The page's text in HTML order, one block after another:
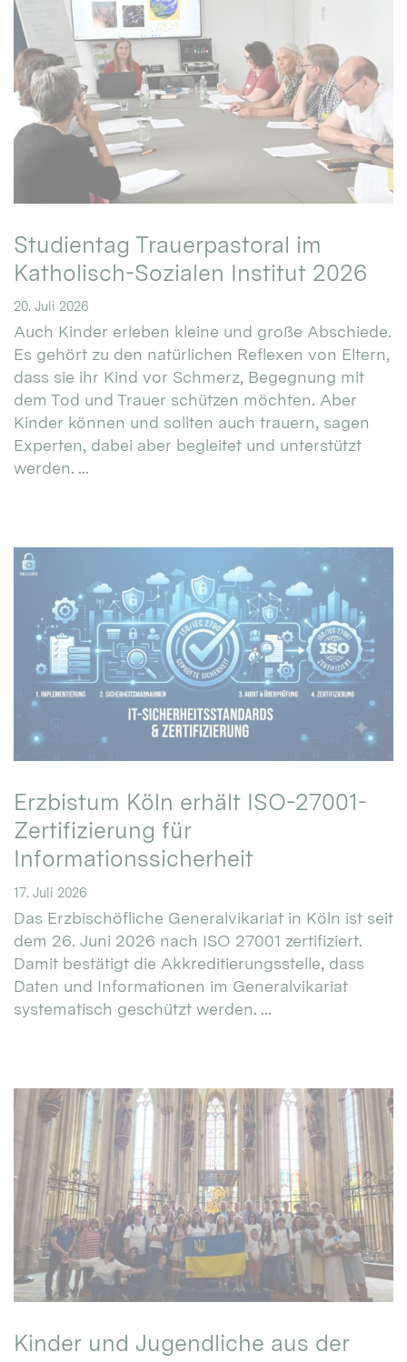
Studientag Trauerpastoral im
Katholisch-Sozialen Institut 2026
20. Juli 2026
Auch Kinder erleben kleine und große Abschiede.
Es gehört zu den natürlichen Reflexen von Eltern,
dass sie ihr Kind vor Schmerz, Begegnung mit
dem Tod und Trauer schützen möchten. Aber
Kinder können und sollten auch trauern, sagen
Experten, dabei aber begleitet und unterstützt
werden. ...
Erzbistum Köln erhält ISO-27001-
Zertifizierung für
Informationssicherheit
17. Juli 2026
Das Erzbischöfliche Generalvikariat in Köln ist seit
dem 26. Juni 2026 nach ISO 27001 zertifiziert.
Damit bestätigt die Akkreditierungsstelle, dass
Daten und Informationen im Generalvikariat
systematisch geschützt werden. ...
Kinder und Jugendliche aus der